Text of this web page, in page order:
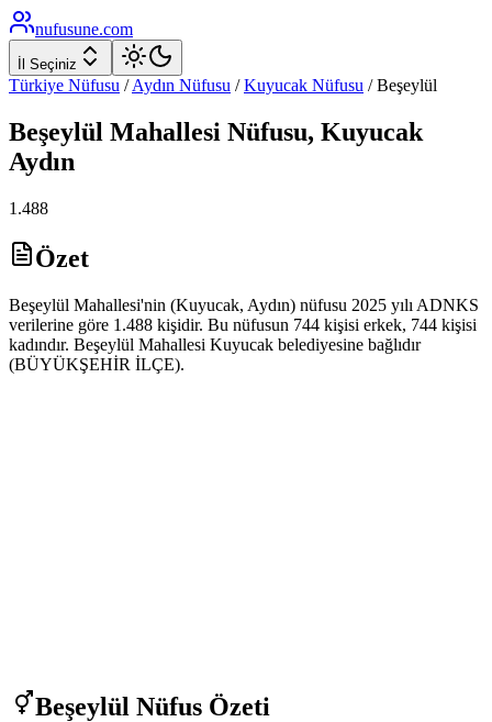
nufusune.com
İl Seçiniz
Türkiye Nüfusu / Aydın Nüfusu / Kuyucak Nüfusu /Beşeylül
Beşeylül Mahallesi Nüfusu, Kuyucak
Aydın
1.488
Özet
Beşeylül Mahallesi'nin (Kuyucak, Aydın) nüfusu 2025 yılı ADNKS
verilerine göre 1.488 kişidir. Bu nüfusun 744 kişisi erkek, 744 kişisi
kadındır. Beşeylül Mahallesi Kuyucak belediyesine bağlıdır
(BÜYÜKŞEHİR İLÇE).
Beşeylül Nüfus Özeti